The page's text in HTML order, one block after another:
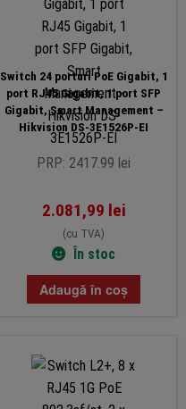
Switch 24 porturi PoE Gigabit, 1
port RJ45 Gigabit, 1 port SFP
Gigabit, Smart Management –
Hikvision DS-3E1526P-EI
PRP: 2417.99 lei
2.081,99 lei
(cu TVA)
În stoc
Adaugă în coș